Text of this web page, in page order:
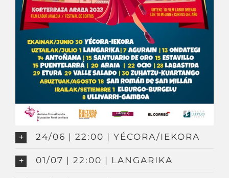
24/06 | 22:00 | YÉCORA/IEKORA
01/07 | 22:00 | LANGARIKA